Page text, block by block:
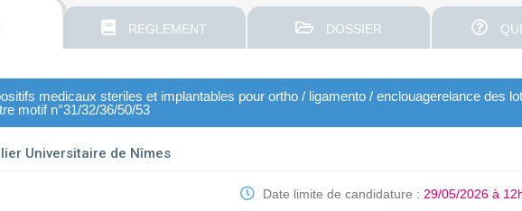
REGLEMENT DOSSIER
medicaux steriles et implantables pour ortho / ligamento / enclouagerelance des
motif n°31/32/36/50/53
Universitaire de Nîmes
Date limite de candidature : 29/05/2026 à